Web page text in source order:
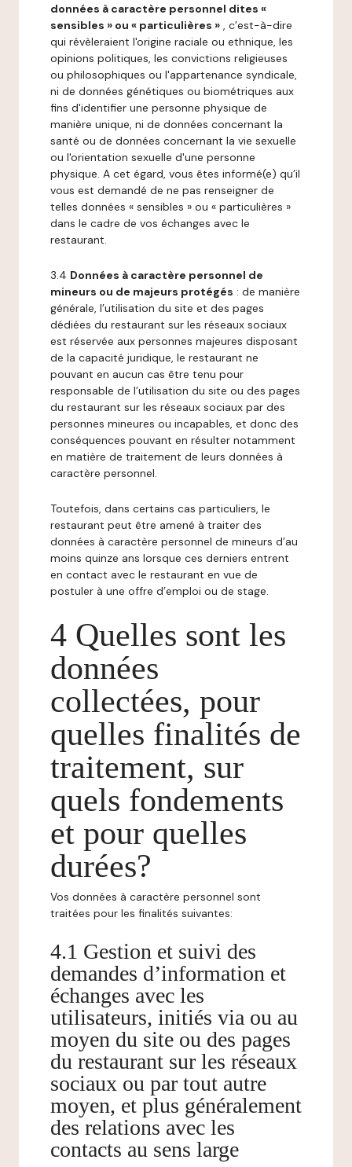
données à caractère personnel dites «
sensibles » ou « particulières » , c’est-à-dire
qui révèleraient l'origine raciale ou ethnique, les
opinions politiques, les convictions religieuses
ou philosophiques ou l'appartenance syndicale,
ni de données génétiques ou biométriques aux
fins d'identifier une personne physique de
manière unique, ni de données concernant la
santé ou de données concernant la vie sexuelle
ou l'orientation sexuelle d'une personne
physique. A cet égard, vous êtes informé(e) qu’il
vous est demandé de ne pas renseigner de
telles données « sensibles » ou « particulières »
dans le cadre de vos échanges avec le
restaurant.
3.4 Données à caractère personnel de
mineurs ou de majeurs protégés : de manière
générale, l’utilisation du site et des pages
dédiées du restaurant sur les réseaux sociaux
est réservée aux personnes majeures disposant
de la capacité juridique, le restaurant ne
pouvant en aucun cas être tenu pour
responsable de l’utilisation du site ou des pages
du restaurant sur les réseaux sociaux par des
personnes mineures ou incapables, et donc des
conséquences pouvant en résulter notamment
en matière de traitement de leurs données à
caractère personnel.
Toutefois, dans certains cas particuliers, le
restaurant peut être amené à traiter des
données à caractère personnel de mineurs d’au
moins quinze ans lorsque ces derniers entrent
en contact avec le restaurant en vue de
postuler à une offre d’emploi ou de stage.
4 Quelles sont les
données
collectées, pour
quelles finalités de
traitement, sur
quels fondements
et pour quelles
durées?
Vos données à caractère personnel sont
traitées pour les finalités suivantes:
4.1 Gestion et suivi des
demandes d’information et
échanges avec les
utilisateurs, initiés via ou au
moyen du site ou des pages
du restaurant sur les réseaux
sociaux ou par tout autre
moyen, et plus généralement
des relations avec les
contacts au sens large